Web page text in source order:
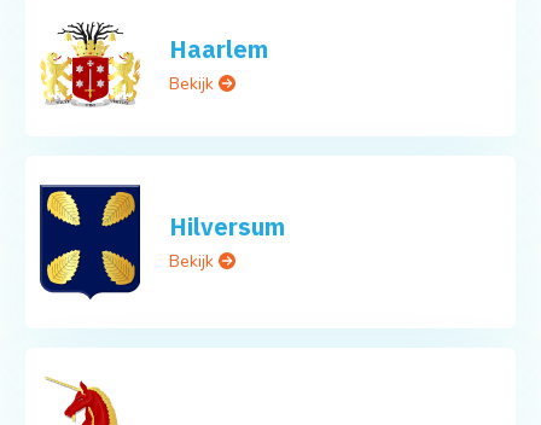
Haarlem
Bekijk
Hilversum
Bekijk